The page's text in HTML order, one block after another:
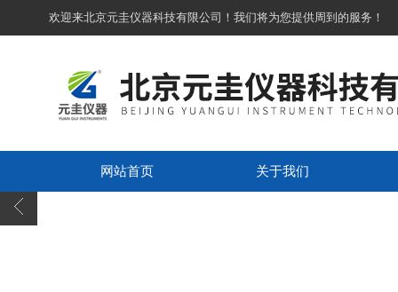
欢迎来北京元圭仪器科技有限公司！我们将为您提供周到的服务！
网站首页 关于我们